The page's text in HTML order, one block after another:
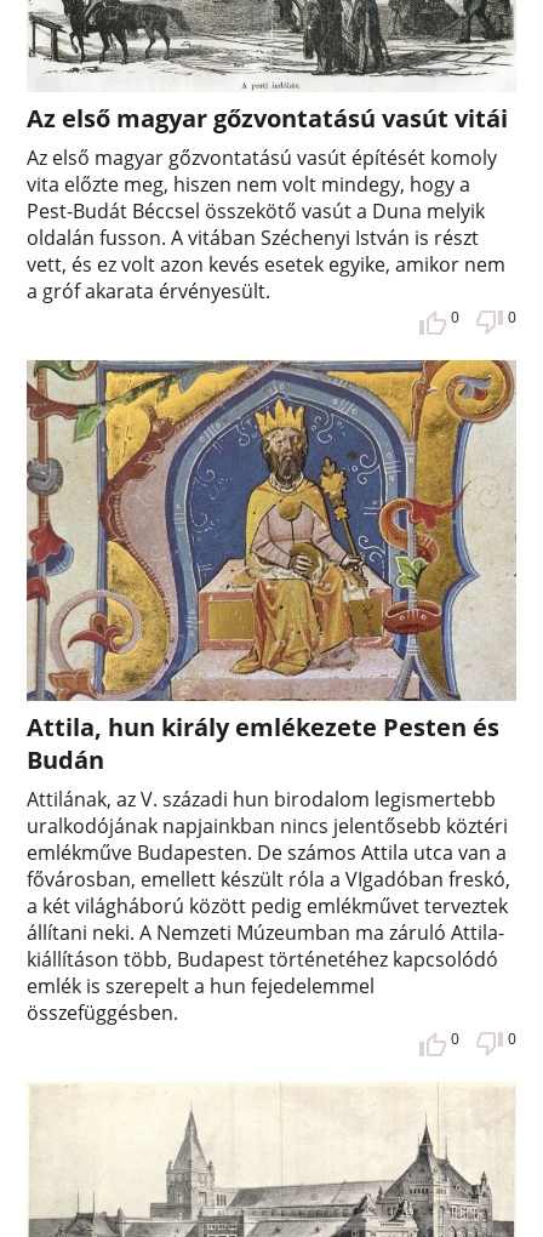
Az első magyar gőzvontatású vasút vitái
Az első magyar gőzvontatású vasút építését komoly
vita előzte meg, hiszen nem volt mindegy, hogy a
Pest-Budát Béccsel összekötő vasút a Duna melyik
oldalán fusson. A vitában Széchenyi István is részt
vett, és ez volt azon kevés esetek egyike, amikor nem
a gróf akarata érvényesült.
0 0
Attila, hun király emlékezete Pesten és
Budán
Attilának, az V. századi hun birodalom legismertebb
uralkodójának napjainkban nincs jelentősebb köztéri
emlékműve Budapesten. De számos Attila utca van a
fővárosban, emellett készült róla a VIgadóban freskó,
a két világháború között pedig emlékművet terveztek
állítani neki. A Nemzeti Múzeumban ma záruló Attila-
kiállításon több, Budapest történetéhez kapcsolódó
emlék is szerepelt a hun fejedelemmel
összefüggésben.
0 0